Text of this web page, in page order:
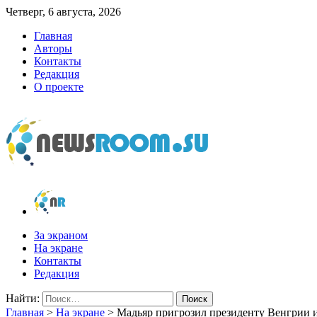
Четверг, 6 августа, 2026
Главная
Авторы
Контакты
Редакция
О проекте
newsroom.su
Новости о новостях
За экраном
На экране
Контакты
Редакция
Найти:
Главная > На экране > Мадьяр пригрозил президенту Венгрии